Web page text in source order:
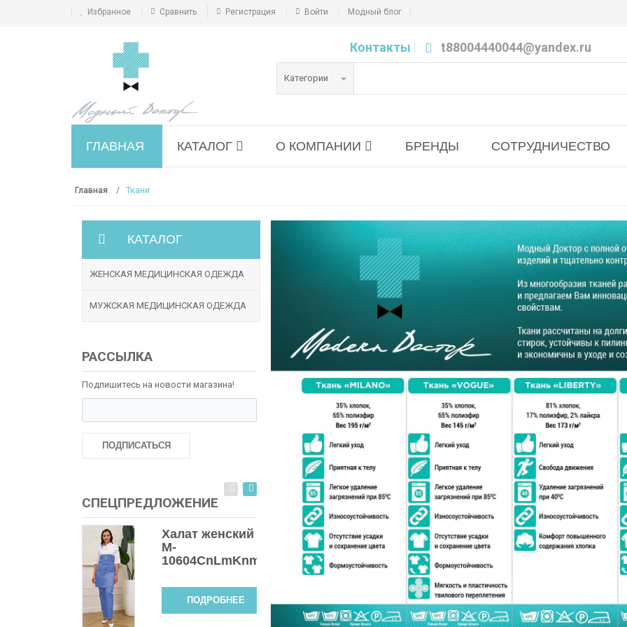
Избранное Сравнить Регистрация Войти Модный блог
Контакты t88004440044@yandex.ru
Категории
ГЛАВНАЯ КАТАЛОГ О КОМПАНИИ БРЕНДЫ СОТРУДНИЧЕСТВО
Главная Ткани
КАТАЛОГ
ЖЕНСКАЯ МЕДИЦИНСКАЯ ОДЕЖДА
МУЖСКАЯ МЕДИЦИНСКАЯ ОДЕЖДА
РАССЫЛКА
Подпишитесь на новости магазина!
ПОДПИСАТЬСЯ
СПЕЦПРЕДЛОЖЕНИЕ
Халат женский
M-
10604СnLmKnmet
ПОДРОБНЕЕ
Блузон
женский
М-5102/1б
ПОДРОБНЕЕ
Халат мужской
М-2970у